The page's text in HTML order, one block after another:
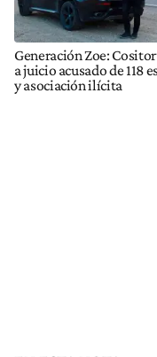
Generación Zoe:
a juicio acusado de 118
y asociación ilícita